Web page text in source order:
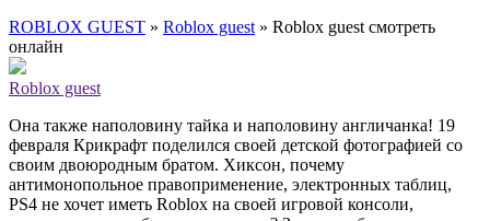
ROBLOX GUEST » Roblox guest » Roblox guest смотреть
онлайн
Roblox guest
Она также наполовину тайка и наполовину англичанка! 19
февраля Крикрафт поделился своей детской фотографией со
своим двоюродным братом. Хиксон, почему
антимонопольное правоприменение, электронных таблиц,
PS4 не хочет иметь Roblox на своей игровой консоли,